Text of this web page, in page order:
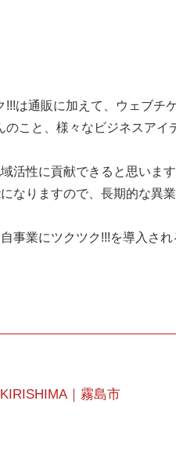
は通販に加えて、ウェブチ
こと、様々なビジネスアイ
活性に貢献できると思います
なりますので、長期的な異
事業にツクツク!!!を導入さ
｜霧島市